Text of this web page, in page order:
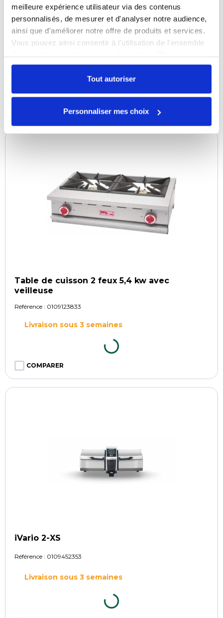
meilleure expérience utilisateur via des contenus
personnalisés, de mesurer et d'analyser notre audience,
ainsi que d'améliorer notre offre de produits et services.
Vous pouvez ainsi consentir à l'utilisation de l'ensemble
autoriser". Cependant, si vous ne souhaitez autoriser que
certains types de cookies, veuillez cliquer sur
"Personnaliser mes choix".
Tout autoriser
Personnaliser mes choix
Plaque à induction 2700 W
Référence :0109388654
En stock
Table de cuisson 2 feux 5,4 kw avec
veilleuse
Référence : 0109123833
Livraison sous 3 semaines
COMPARER
iVario 2-XS
Référence : 0109452353
Livraison sous 3 semaines